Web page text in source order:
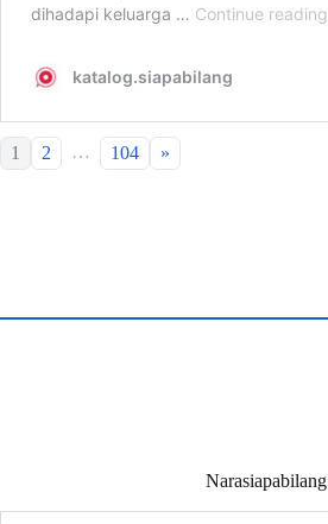
1 2 … 104 »
Narasiapabilang